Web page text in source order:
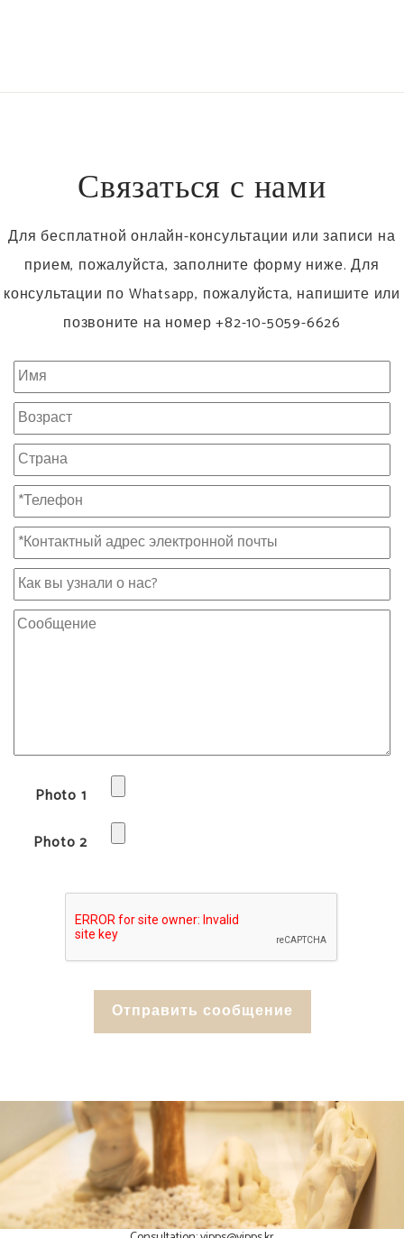
Связаться с нами
Для бесплатной онлайн-консультации или записи на
прием, пожалуйста, заполните форму ниже. Для
консультации по Whatsapp, пожалуйста, напишите или
позвоните на номер +82-10-5059-6626
Photo 1
Photo 2